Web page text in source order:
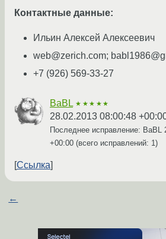
Контактные данные:
Ильин Алексей Алексеевич
web@zerich.com;
+7 (926) 569-33-27
BaBL ★★★★★
28.02.2013 08:00:48
Последнее исправление: BaBL
+00:00 (всего исправлений: 1)
Ссылка
←